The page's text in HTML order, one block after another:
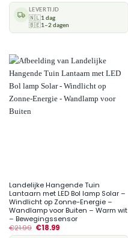
LEVERTIJD
🇳🇱1 dag
🇧🇪1–2 dagen
Landelijke Hangende Tuin
Lantaarn met LED Bol lamp Solar –
Windlicht op Zonne-Energie –
Wandlamp voor Buiten – Warm wit
– Bewegingssensor
€21.99 €18.99